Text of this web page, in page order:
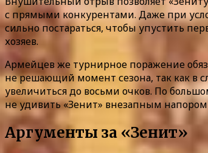
с прямыми конкурентами. Даже при
сильно постараться, чтобы упустить
хозяев.
Армейцев же турнирное поражение
не решающий момент сезона, так как в
увеличиться до восьми очков. По
не удивить «Зенит» внезапным
Аргументы за «Зенит»